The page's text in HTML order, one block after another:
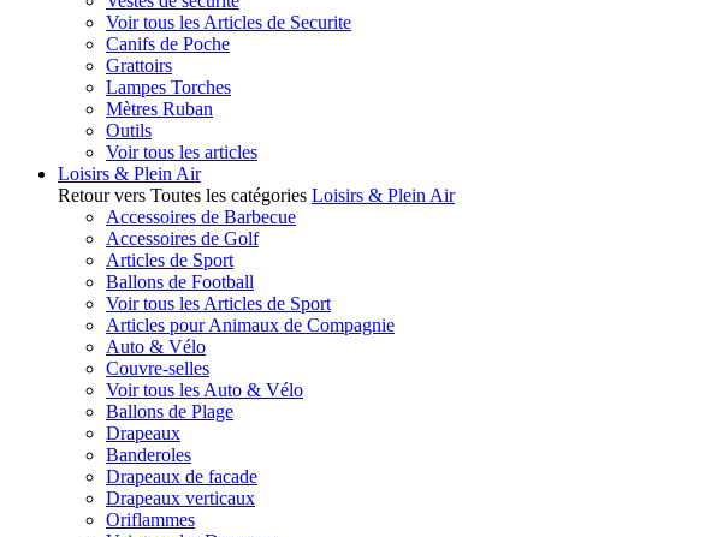
Voir tous les Articles de Securite
Canifs de Poche
Grattoirs
Lampes Torches
Mètres Ruban
Outils
Voir tous les articles
Loisirs & Plein Air
Retour vers Toutes les catégories Loisirs & Plein Air
Accessoires de Barbecue
Accessoires de Golf
Articles de Sport
Ballons de Football
Voir tous les Articles de Sport
Articles pour Animaux de Compagnie
Auto & Vélo
Couvre-selles
Voir tous les Auto & Vélo
Ballons de Plage
Drapeaux
Banderoles
Drapeaux de facade
Drapeaux verticaux
Oriflammes